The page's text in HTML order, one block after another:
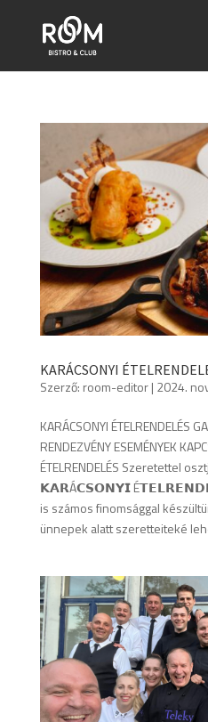
KARÁCSONYI
Szerző: room-editor| 2024.
KARÁCSONYI ÉTELRENDELÉS
RENDEZVÉNY ESEMÉNYEK
ÉTELRENDELÉS Szeretettel
𝗞𝗔𝗥Á𝗖𝗦𝗢𝗡𝗬𝗜
is számos finomsággal
ünnepek alatt szeretteiteké